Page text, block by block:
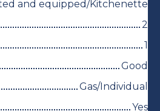
and equipped/Kitchenette
2
1
Good
Gas/Individual
Yes